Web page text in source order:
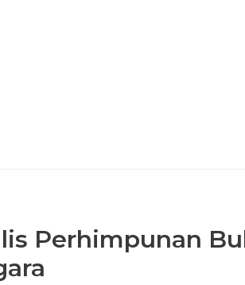
Perhimpunan